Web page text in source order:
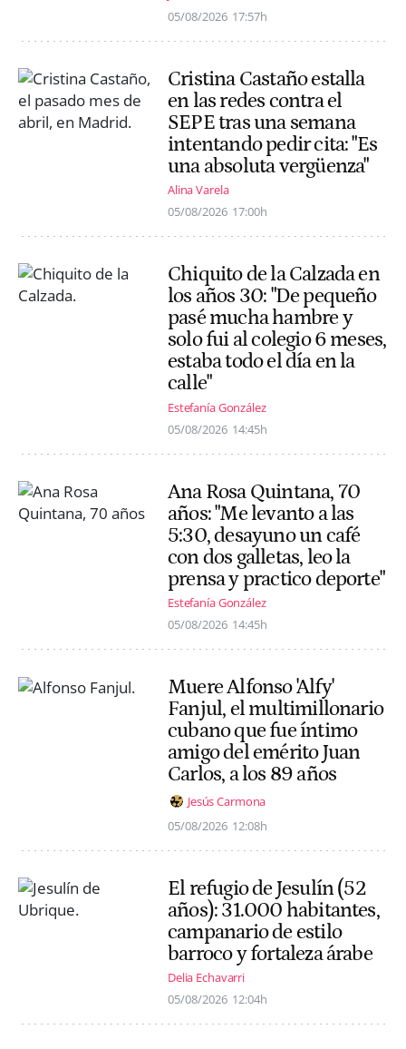
05/08/2026 17:57h
Cristina Castaño estalla
en las redes contra el
SEPE tras una semana
intentando pedir cita: "Es
una absoluta vergüenza"
Alina Varela
05/08/2026 17:00h
Chiquito de la Calzada en
los años 30: "De pequeño
pasé mucha hambre y
solo fui al colegio 6 meses,
estaba todo el día en la
calle"
Estefanía González
05/08/2026 14:45h
Ana Rosa Quintana, 70
años: "Me levanto a las
5:30, desayuno un café
con dos galletas, leo la
prensa y practico deporte"
Estefanía González
05/08/2026 14:45h
Muere Alfonso 'Alfy'
Fanjul, el multimillonario
cubano que fue íntimo
amigo del emérito Juan
Carlos, a los 89 años
Jesús Carmona
05/08/2026 12:08h
El refugio de Jesulín (52
años): 31.000 habitantes,
campanario de estilo
barroco y fortaleza árabe
Delia Echavarri
05/08/2026 12:04h